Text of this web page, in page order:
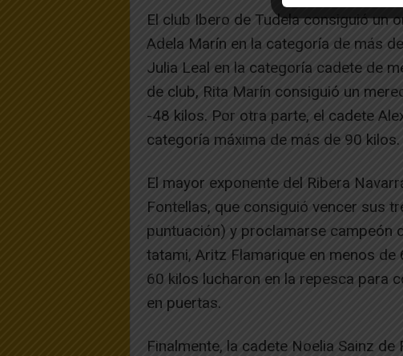
El club Ibero de Tudela consiguió un
Adela Marín en la categoría de más
Julia Leal en la categoría cadete de
de club, Rita Marín consiguió un
-48 kilos. Por otra parte, el cadete
categoría máxima de más de 90 kilos.
El mayor exponente del Ribera
Fontellas, que consiguió vencer sus
puntuación) y proclamarse campeón
tatami, Aritz Flamarique en menos
60 kilos lucharon en la repesca para
en puertas.
Finalmente, la cadete Noelia Sainz